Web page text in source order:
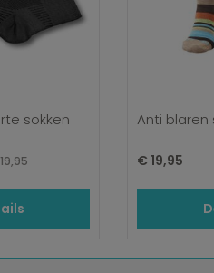
sokken
prijs:
Anti blaren
Normale
€ 19,95